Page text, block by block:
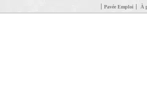
Pavée Emploi À